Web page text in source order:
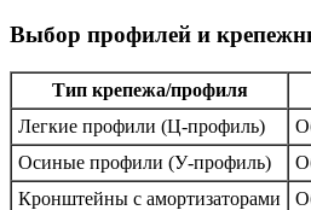
Выбор профилей и
Тип крепежа/профиля
Легкие профили (Ц-профиль)
Осиные профили (У-профиль)
Кронштейны с амортизаторами